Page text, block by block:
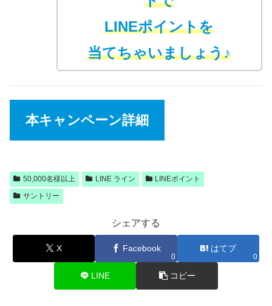
LINEポイントを
当てちゃいましょう♪
本キャンペーン詳細
50,000名様以上 LINE ライン
LINEポイント
サントリー
シェアする
X Facebook
0
はてブ
0
LINE コピー